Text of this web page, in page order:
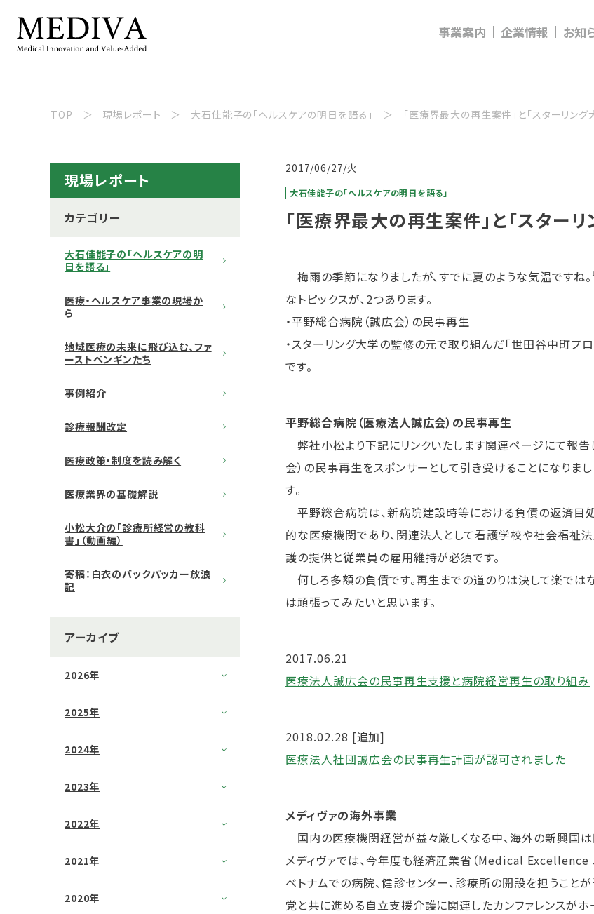
事業案内 企業情報 お知
TOP 現場レポート 大石佳能子の「ヘルスケアの明日を語る」 「医療界最大の再生案件」と「スターリン
現場レポート
カテゴリー
大石佳能子の「ヘルスケアの明
日を語る」
医療・ヘルスケア事業の現場か
ら
地域医療の未来に飛び込む、ファ
ーストペンギンたち
事例紹介
診療報酬改定
医療政策・制度を読み解く
医療業界の基礎解説
小松大介の「診療所経営の教科
書」（動画編）
寄稿：白衣のバックパッカー放浪
記
アーカイブ
2026年
2025年
2024年
2023年
2022年
2021年
2020年
2017/06/27/火
大石佳能子の「ヘルスケアの明日を語る」
「医療界最大の再生案件」と「スター
梅雨の季節になりましたが、すでに夏のような気温ですね
なトピックスが、2つあります。
・平野総合病院（誠広会）の民事再生
・スターリング大学の監修の元で取り組んだ「世田谷中町プロ
です。
平野総合病院（医療法人誠広会）の民事再生
弊社小松より下記にリンクいたします関連ページにて報告
会）の民事再生をスポンサーとして引き受けることになりま
す。
平野総合病院は、新病院建設時等における負債の返済目
的な医療機関であり、関連法人として看護学校や社会福祉
護の提供と従業員の雇用維持が必須です。
何しろ多額の負債です。再生までの道のりは決して楽では
は頑張ってみたいと思います。
2017.06.21
医療法人誠広会の民事再生支援と病院経営再生の取り組み
2018.02.28 [追加]
医療法人社団誠広会の民事再生計画が認可されました
メディヴァの海外事業
国内の医療機関経営が益々厳しくなる中、海外の新興国は
メディヴァでは、今年度も経済産業省（Medical Excellence
ベトナムでの病院、健診センター、診療所の開設を担うこと
党と共に進める自立支援介護に関連したカンファレンスがホ